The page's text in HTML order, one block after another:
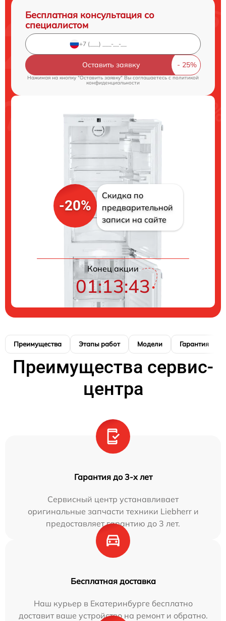
Бесплатная консультация со
специалистом
Оставить заявку
Нажимая на кнопку "Оставить заявку" Вы соглашаетесь cполитикой
конфиденциальности
-20%
Скидка по
предварительной
записи на сайте
Конец акции
01:13:42
Преимущества Этапы работ Модели Гарантия
Преимущества сервис-
центра
Гарантия до 3-х лет
Сервисный центр устанавливает
оригинальные запчасти техники Liebherr и
предоставляет гарантию до 3 лет.
Бесплатная доставка
Наш курьер в Екатеринбурге бесплатно
доставит ваше устройство на ремонт и обратно.